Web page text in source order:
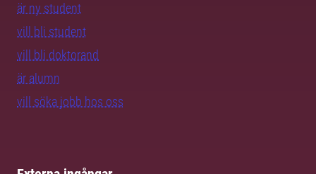
är ny student
vill bli student
vill bli doktorand
är alumn
vill söka jobb hos oss